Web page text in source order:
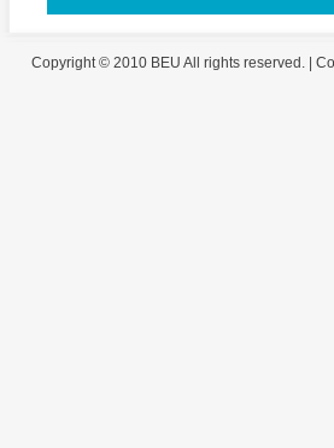
Copyright © 2010 BEU All rights reserved. |